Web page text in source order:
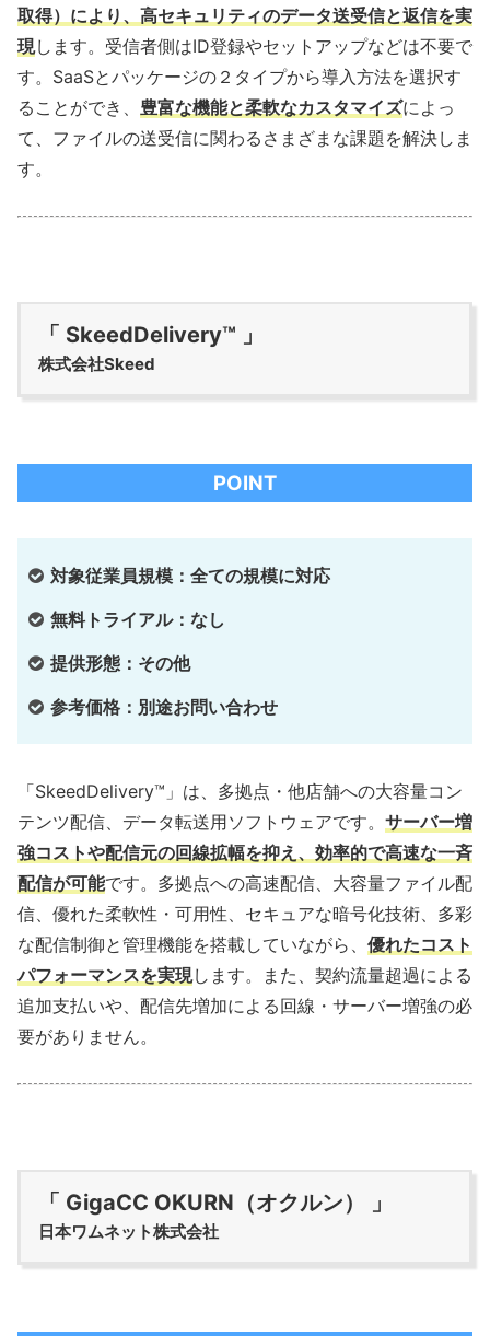
取得）により、高セキュリティのデータ送受信と返信を実
現します。受信者側はID登録やセットアップなどは不要で
す。SaaSとパッケージの２タイプから導入方法を選択す
ることができ、 豊富な機能と柔軟なカスタマイズによっ
て、ファイルの送受信に関わるさまざまな課題を解決しま
す。
「 SkeedDelivery™ 」
株式会社Skeed
POINT
対象従業員規模：全ての規模に対応
無料トライアル：なし
提供形態：その他
参考価格：別途お問い合わせ
「SkeedDelivery™」は、多拠点・他店舗への大容量コン
テンツ配信、データ転送用ソフトウェアです。 サーバー増
強コストや配信元の回線拡幅を抑え、効率的で高速な一斉
配信が可能です。多拠点への高速配信、大容量ファイル配
信、優れた柔軟性・可用性、セキュアな暗号化技術、多彩
な配信制御と管理機能を搭載していながら、 優れたコスト
パフォーマンスを実現します。また、契約流量超過による
追加支払いや、配信先増加による回線・サーバー増強の必
要がありません。
「 GigaCC OKURN（オクルン） 」
日本ワムネット株式会社